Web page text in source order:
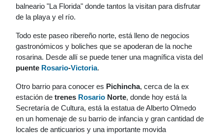
balneario "La Florida" donde tantos la visitan para disfrutar
de la playa y el río.
Todo este paseo ribereño norte, está lleno de negocios
gastronómicos y boliches que se apoderan de la noche
rosarina. Desde allí se puede tener una magnífica vista del
puente Rosario-Victoria.
Otro barrio para conocer es Pichincha, cerca de la ex
estación de trenes Rosario Norte, donde hoy está la
Secretaría de Cultura, está la estatua de Alberto Olmedo
en un homenaje de su barrio de infancia y gran cantidad de
locales de anticuarios y una importante movida